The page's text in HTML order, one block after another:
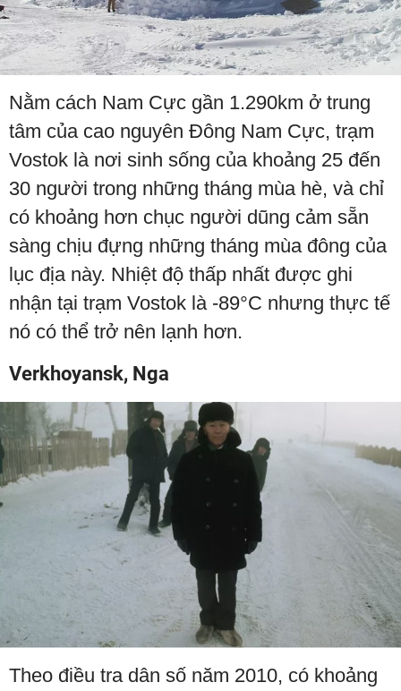
Nằm cách Nam Cực gần 1.290km ở trung
tâm của cao nguyên Đông Nam Cực, trạm
Vostok là nơi sinh sống của khoảng 25 đến
30 người trong những tháng mùa hè, và chỉ
có khoảng hơn chục người dũng cảm sẵn
sàng chịu đựng những tháng mùa đông của
lục địa này. Nhiệt độ thấp nhất được ghi
nhận tại trạm Vostok là -89°C nhưng thực tế
nó có thể trở nên lạnh hơn.
Verkhoyansk, Nga
Theo điều tra dân số năm 2010, có khoảng